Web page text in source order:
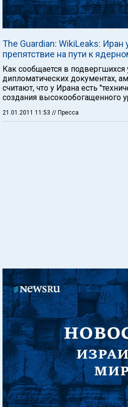
The Guardian: WikiLeaks: Иран
препятствие на пути к
Как сообщается в подвергшихся
дипломатических документах,
считают, что у Ирана есть
создания высокообогащенного
21.01.2011 11:53 // Пресса